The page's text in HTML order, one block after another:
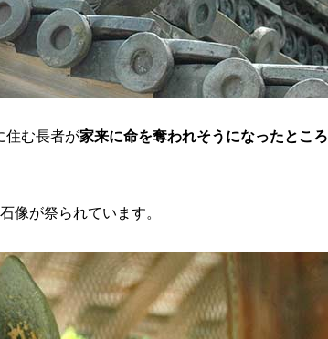
住む長者が家来に命を奪われそうになったところ
像が祭られています。